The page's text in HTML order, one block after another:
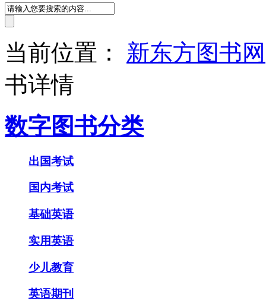
当前位置： 新东方图书网
书详情
数字图书分类
出国考试
国内考试
基础英语
实用英语
少儿教育
英语期刊